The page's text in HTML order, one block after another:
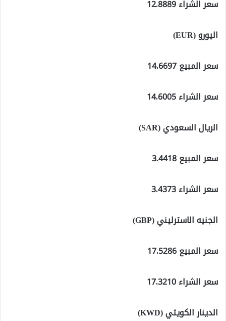
سعر الشراء 12.8889
اليورو (EUR)
سعر المبيع 14.6697
سعر الشراء 14.6005
الريال السعودي (SAR)
سعر المبيع 3.4418
سعر الشراء 3.4373
الجنيه الاسترليني (GBP)
سعر المبيع 17.5286
سعر الشراء 17.3210
الدينار الكويتي (KWD)